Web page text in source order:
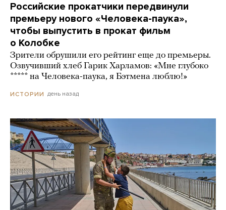
Российские прокатчики передвинули
премьеру нового «Человека-паука»,
чтобы выпустить в прокат фильм
о Колобке
Зрители обрушили его рейтинг еще до премьеры.
Озвучивший хлеб Гарик Харламов: «Мне глубоко
***** на Человека-паука, я Бэтмена люблю!»
ИСТОРИИ день назад